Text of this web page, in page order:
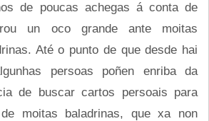
de poucas achegas á conta de
un oco grande ante moitas
Até o punto de que desde hai
persoas poñen enriba da
de buscar cartos persoais para
moitas baladrinas, que xa non